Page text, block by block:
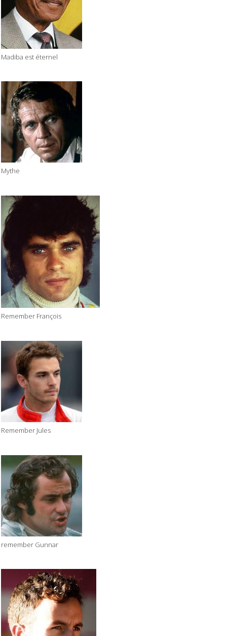
Madiba est éternel
Mythe
Remember François
Remember Jules
remember Gunnar